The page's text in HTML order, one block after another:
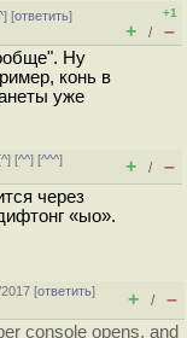
] [ответить]
+1
+ / –
Ну
конь в
уже
^] [^^] [^^^]
+ / –
через
«ыо».
[ответить]
+ / –
console opens, and